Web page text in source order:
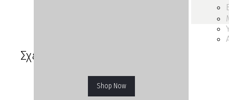
Shop Now
Σχετικά προϊόντα